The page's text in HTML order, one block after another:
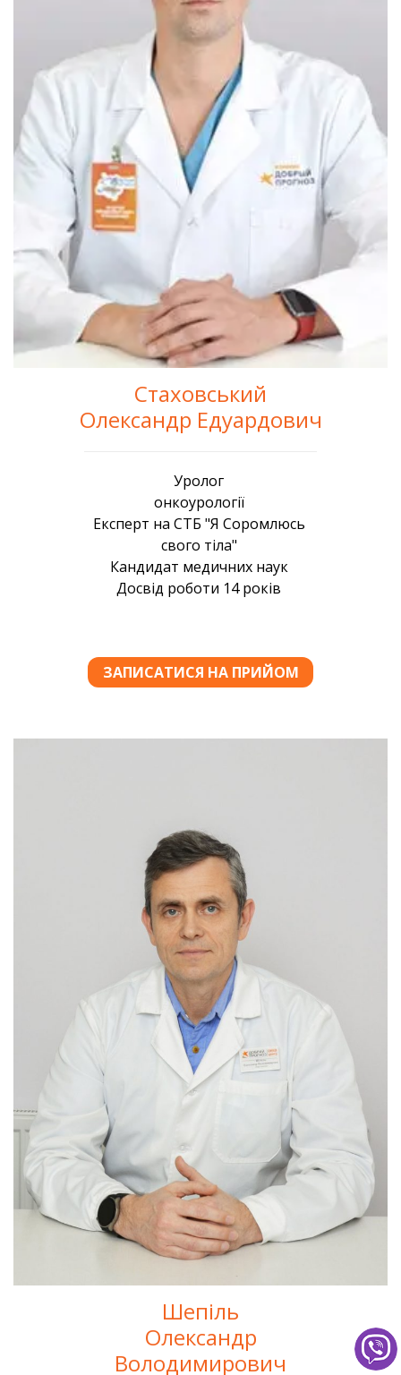
Стаховський
Олександр Едуардович
Шепіль
Олександр
Володимирович